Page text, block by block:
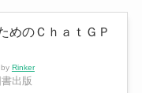
めのＣｈａｔＧＰ
Rinker
出版